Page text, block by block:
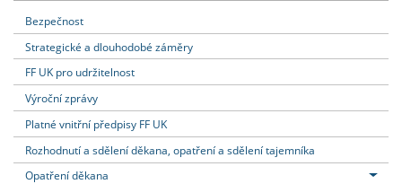
Bezpečnost
Strategické a dlouhodobé záměry
FF UK pro udržitelnost
Výroční zprávy
Platné vnitřní předpisy FF UK
Rozhodnutí a sdělení děkana, opatření a sdělení tajemníka
Opatření děkana